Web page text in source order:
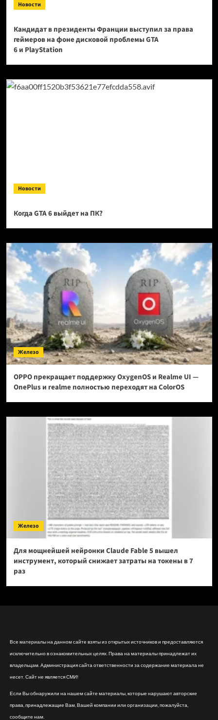
Новости
Кандидат в президенты Франции выступил за права
геймеров на фоне дисковой проблемы GTA
6 и PlayStation
Новости
Когда GTA 6 выйдет на ПК?
Железо
OPPO прекращает поддержку OxygenOS и Realme UI —
OnePlus и realme полностью переходят на ColorOS
Железо
Для мощнейшей нейронки Claude Fable 5 вышел
инструмент, который снижает затраты на токены в 7
раз
Все материалы на данном сайте взяты из открытых источников и предоставляются
исключительно в ознакомительных целях. Права на материалы принадлежат их
владельцам. Администрация сайта ответственности за содержание материала не
несет. Сайт не является СМИ!
Если Вы обнаружили на нашем сайте материалы, которые нарушают авторские
права, принадлежащие Вам, Вашей компании или организации, пожалуйста,
сообщите нам.